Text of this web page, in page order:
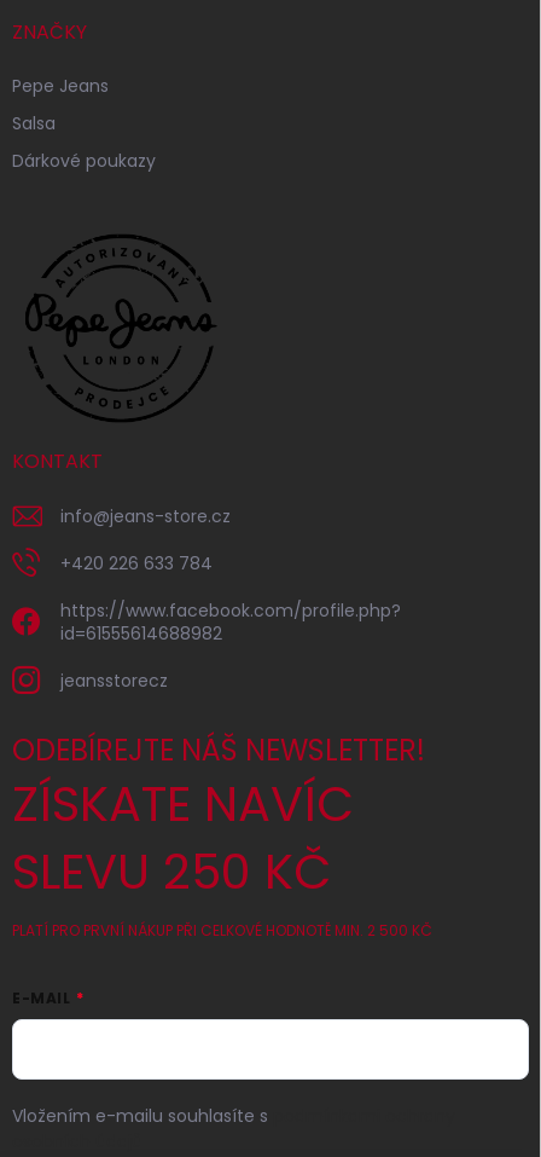
ZNAČKY
Pepe Jeans
Salsa
Dárkové poukazy
KONTAKT
info@jeans-store.cz
+420 226 633 784
https://www.facebook.com/profile.php?
id=61555614688982
jeansstorecz
ODEBÍREJTE NÁŠ NEWSLETTER!
ZÍSKATE NAVÍC
SLEVU 250 KČ
PLATÍ PRO PRVNÍ NÁKUP PŘI CELKOVÉ HODNOTĚ MIN. 2 500 KČ
E-MAIL
Vložením e-mailu souhlasíte s